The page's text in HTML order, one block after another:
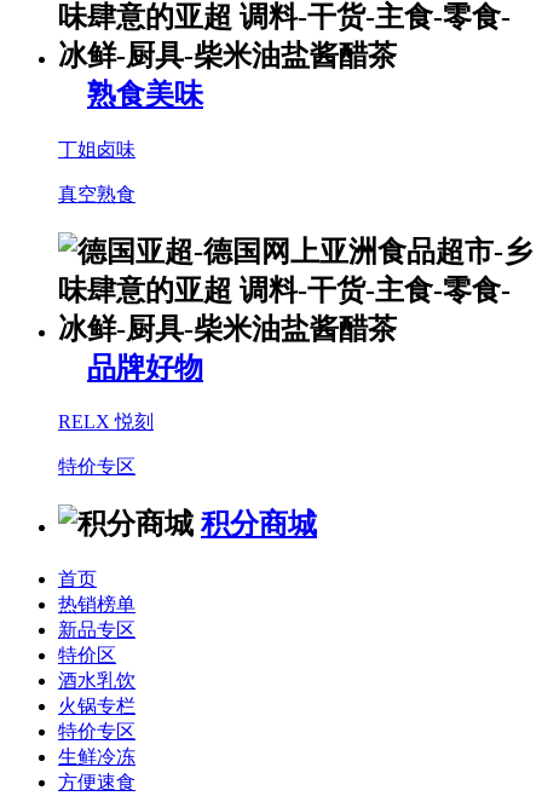
熟食美味
丁姐卤味
真空熟食
品牌好物
RELX 悦刻
特价专区
积分商城
首页
热销榜单
新品专区
特价区
酒水乳饮
火锅专栏
特价专区
生鲜冷冻
方便速食